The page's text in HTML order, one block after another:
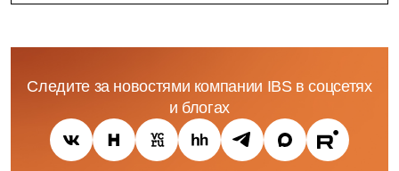
Следите за новостями компании IBS в соцсетях
и блогах